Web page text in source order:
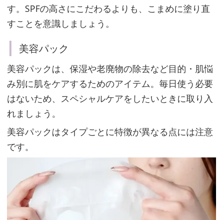
キ
ン
ア
夜
の
キ
ア
男
す。SPFの高さにこだわるよりも、こまめに塗り直
すことを意識しましょう。
美容パック
美容パックは、保湿や老廃物の除去など目的・肌悩
み別に肌をケアするためのアイテム。毎日使う必要
はないため、スペシャルケアをしたいときに取り入
れましょう。
美容パックはタイプごとに特徴が異なる点には注意
です。